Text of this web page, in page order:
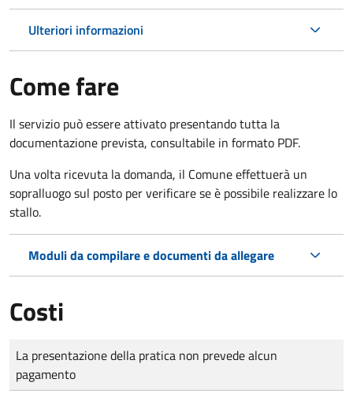
Ulteriori informazioni
Come fare
Il servizio può essere attivato presentando tutta la
documentazione prevista, consultabile in formato PDF.
Una volta ricevuta la domanda, il Comune effettuerà un
sopralluogo sul posto per verificare se è possibile realizzare lo
stallo.
Moduli da compilare e documenti da allegare
Costi
Tipo di pagamento
Importo
La presentazione della pratica non prevede alcun
pagamento